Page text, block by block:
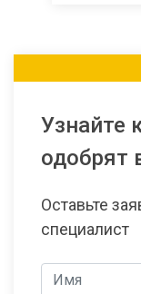
Узнайте
одобрят
Оставьте
специалист